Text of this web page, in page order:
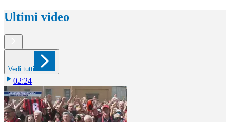
Ultimi video
Vedi tutti
02:24